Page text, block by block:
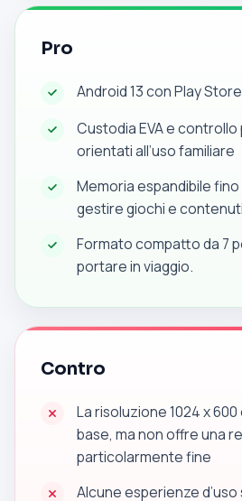
Pro
Android 13 con Play
Custodia EVA e
orientati all’uso familiare
Memoria espandibile fino
gestire giochi e
Formato compatto da 7
portare in viaggio.
Contro
La risoluzione 1024 x 600
base, ma non offre una
particolarmente fine
Alcune esperienze